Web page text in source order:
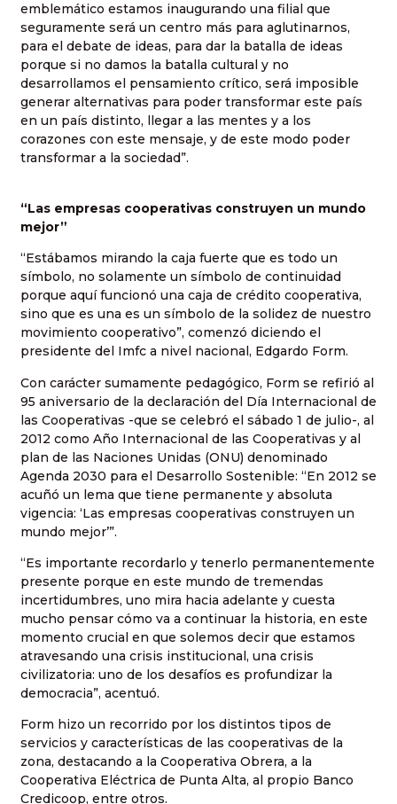
emblemático estamos inaugurando una filial que
seguramente será un centro más para aglutinarnos,
para el debate de ideas, para dar la batalla de ideas
porque si no damos la batalla cultural y no
desarrollamos el pensamiento crítico, será imposible
generar alternativas para poder transformar este país
en un país distinto, llegar a las mentes y a los
corazones con este mensaje, y de este modo poder
transformar a la sociedad”.
“Las empresas cooperativas construyen un mundo
mejor”
“Estábamos mirando la caja fuerte que es todo un
símbolo, no solamente un símbolo de continuidad
porque aquí funcionó una caja de crédito cooperativa,
sino que es una es un símbolo de la solidez de nuestro
movimiento cooperativo”, comenzó diciendo el
presidente del Imfc a nivel nacional, Edgardo Form.
Con carácter sumamente pedagógico, Form se refirió al
95 aniversario de la declaración del Día Internacional de
las Cooperativas -que se celebró el sábado 1 de julio-, al
2012 como Año Internacional de las Cooperativas y al
plan de las Naciones Unidas (ONU) denominado
Agenda 2030 para el Desarrollo Sostenible: “En 2012 se
acuñó un lema que tiene permanente y absoluta
vigencia: ‘Las empresas cooperativas construyen un
mundo mejor’”.
“Es importante recordarlo y tenerlo permanentemente
presente porque en este mundo de tremendas
incertidumbres, uno mira hacia adelante y cuesta
mucho pensar cómo va a continuar la historia, en este
momento crucial en que solemos decir que estamos
atravesando una crisis institucional, una crisis
civilizatoria: uno de los desafíos es profundizar la
democracia”, acentuó.
Form hizo un recorrido por los distintos tipos de
servicios y características de las cooperativas de la
zona, destacando a la Cooperativa Obrera, a la
Cooperativa Eléctrica de Punta Alta, al propio Banco
Credicoop, entre otros.